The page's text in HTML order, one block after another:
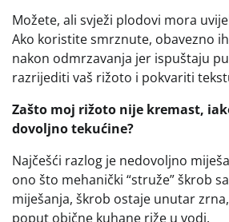
Možete, ali svježi plodovi mora
Ako koristite smrznute, obavezno
nakon odmrzavanja jer ispuštaju
razrijediti vaš rižoto i pokvariti
Zašto moj rižoto nije kremast,
dovoljno tekućine?
Najčešći razlog je nedovoljno
ono što mehanički “struže” škrob
miješanja, škrob ostaje unutar
poput obične kuhane riže u vodi.